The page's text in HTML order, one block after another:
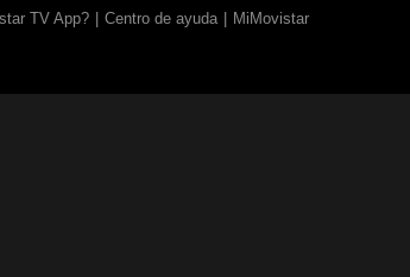
TV App? Centro de ayuda MiMovistar